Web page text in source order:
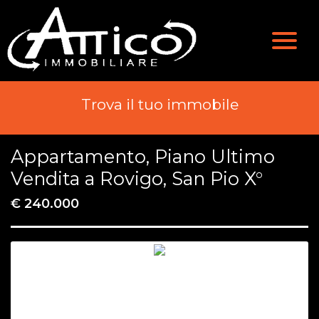
Valutazione
Immobili
Contatti
Trova il tuo immobile
Appartamento, Piano Ultimo
Vendita a Rovigo, San Pio X°
€ 240.000